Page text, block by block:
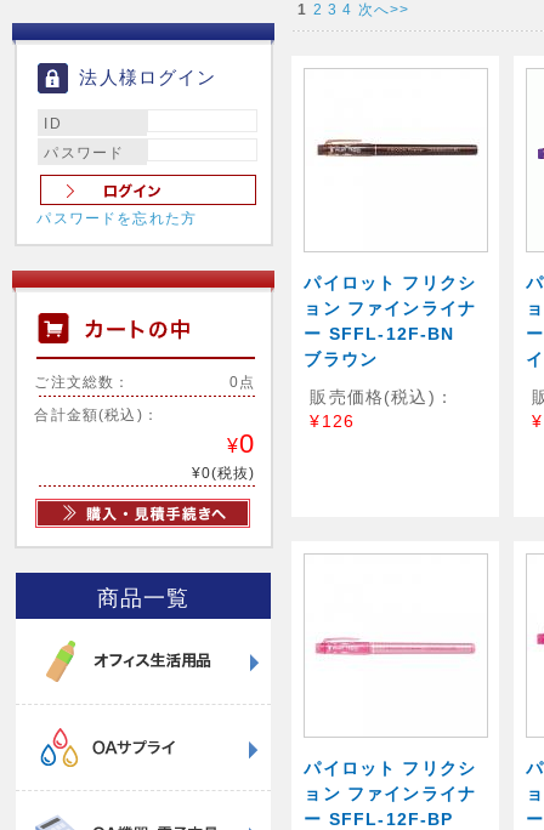
法人様ログイン
ID
パスワード
パスワードを忘れた方
ご注文総数： 0点
合計金額(税込)：
¥0
¥0(税抜)
商品一覧
1 2 3 4 次へ>>
パイロット フリクシ
ョン ファインライナ
ー SFFL-12F-BN
ブラウン
販売価格(税込)：
¥126
パイロット フリクシ
ョン ファインライナ
ー SFFL-12F-BP